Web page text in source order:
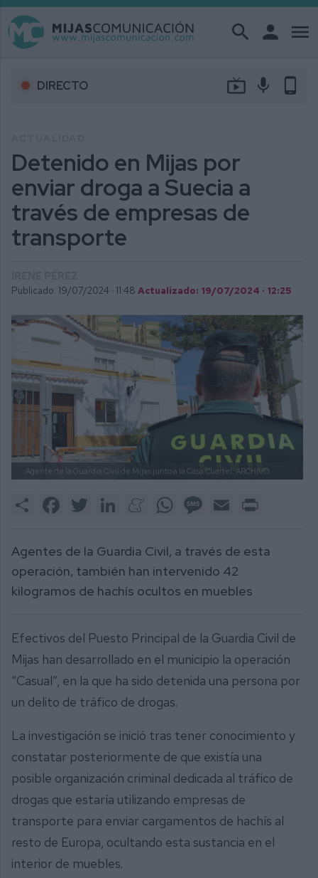
search person menu
DIRECTO live_tv mic phone_android
Detenido en Mijas por
enviar droga a Suecia a
través de empresas de
transporte
Publicado: 19/07/2024 · 11:48 Actualizado: 19/07/2024 · 12:25
Agente de la Guardia Civil de Mijas junto a la Casa Cuartel. ARCHIVO.
Share FacebookTwitter LinkedInMeneameWhatsAppMessage
Email
Agentes de la Guardia Civil, a través de esta
operación, también han intervenido 42
kilogramos de hachís ocultos en muebles
Efectivos del Puesto Principal de la Guardia Civil de
Mijas han desarrollado en el municipio la operación
“Casual”, en la que ha sido detenida una persona por
un delito de tráfico de drogas.
La investigación se inició tras tener conocimiento y
constatar posteriormente de que existía una
posible organización criminal dedicada al tráfico de
drogas que estaría utilizando empresas de
transporte para enviar cargamentos de hachís al
resto de Europa, ocultando esta sustancia en el
interior de muebles.